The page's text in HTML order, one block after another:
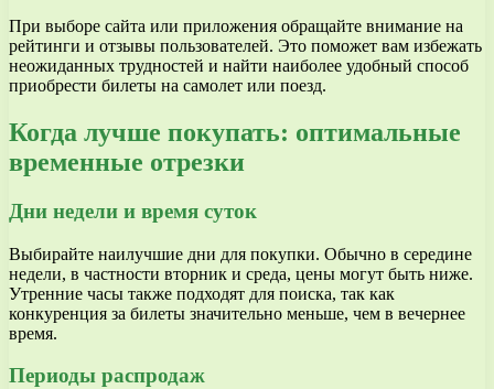
При выборе сайта или приложения обращайте внимание на
рейтинги и отзывы пользователей. Это поможет вам избежать
неожиданных трудностей и найти наиболее удобный способ
приобрести билеты на самолет или поезд.
Когда лучше покупать: оптимальные
временные отрезки
Дни недели и время суток
Выбирайте наилучшие дни для покупки. Обычно в середине
недели, в частности вторник и среда, цены могут быть ниже.
Утренние часы также подходят для поиска, так как
конкуренция за билеты значительно меньше, чем в вечернее
время.
Периоды распродаж